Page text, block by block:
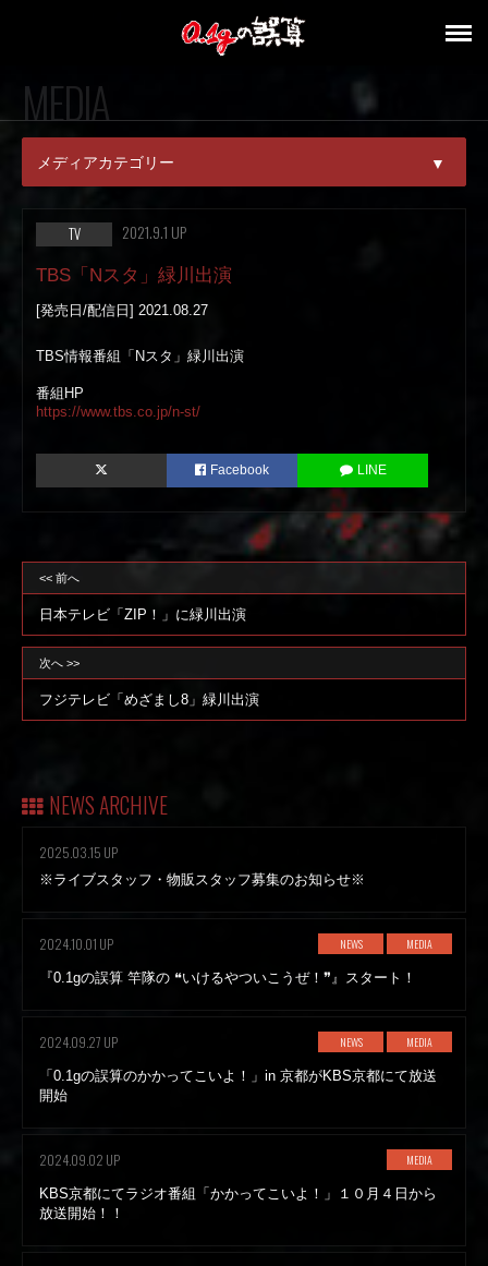
MEDIA
メディアカテゴリー ▼
ONLINE
KARAOKE
TV
TV 2021.9.1 UP
TBS「Nスタ」緑川出演
[発売日/配信日] 2021.08.27
TBS情報番組「Nスタ」緑川出演
番組HP
https://www.tbs.co.jp/n-st/
Facebook LINE
<< 前へ
日本テレビ「ZIP！」に緑川出演
次へ >>
フジテレビ「めざまし8」緑川出演
NEWS ARCHIVE
2025.03.15 UP
※ライブスタッフ・物販スタッフ募集のお知らせ※
2024.10.01 UP NEWS MEDIA
『0.1gの誤算 竿隊の ❝いけるやついこうぜ！❞』スタート！
2024.09.27 UP NEWS MEDIA
「0.1gの誤算のかかってこいよ！」in 京都がKBS京都にて放送
開始
2024.09.02 UP MEDIA
KBS京都にてラジオ番組「かかってこいよ！」１０月４日から
放送開始！！